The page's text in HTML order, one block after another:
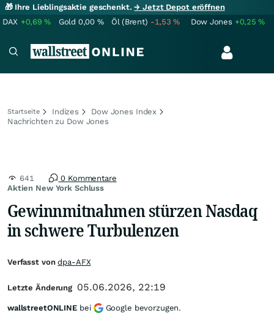
🎁 Ihre Lieblingsaktie geschenkt.→ Jetzt Depot eröffnen
DAX +0,69% Gold 0,00 % Öl (Brent) -1,53% Dow Jones +0,25%
Startseite Indizes
Dow Jones Index
Nachrichten zu Dow Jones
Aktien New York Schluss
641 0 Kommentare
Gewinnmitnahmen stürzen Nasdaq
in schwere Turbulenzen
Verfasst vondpa-AFX
Letzte Änderung 05.06.2026, 22:19
wallstreetONLINE bei Google bevorzugen.